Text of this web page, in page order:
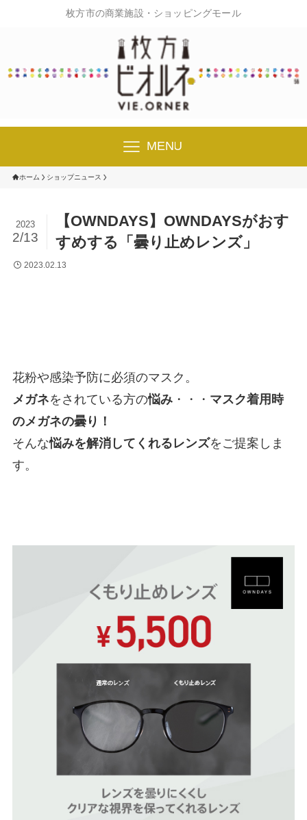
枚方市の商業施設・ショッピングモール
MENU
ホーム ショップニュース
【OWNDAYS】OWNDAYSがおす
すめする「曇り止めレンズ」
2023
2/13
2023.02.13
花粉や感染予防に必須のマスク。
メガネをされている方の悩み・・・ マスク着用時
のメガネの曇り！
そんな悩みを解消してくれるレンズをご提案しま
す。